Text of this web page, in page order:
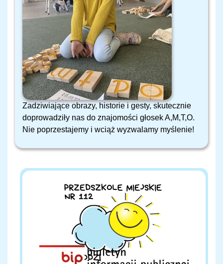
Zadziwiające obrazy, historie i gesty, skutecznie
doprowadziły nas do znajomości głosek A,M,T,O.
Nie poprzestajemy i wciąż wyzwalamy myślenie!